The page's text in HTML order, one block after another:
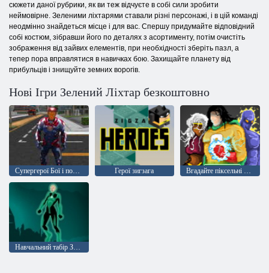
сюжети даної рубрики, як ви теж відчуєте в собі сили зробити
неймовірне. Зеленими ліхтарями ставали різні персонажі, і в цій команді
неодмінно знайдеться місце і для вас. Спершу придумайте відповідний
собі костюм, зібравши його по деталях з асортименту, потім очистіть
зображення від зайвих елементів, при необхідності зберіть пазл, а
тепер пора вправлятися в навичках бою. Захищайте планету від
прибульців і знищуйте земних ворогів.
Нові Ігри Зелений Ліхтар безкоштовно
Герої зигзага
Навчальний табір Зелений ліхтар